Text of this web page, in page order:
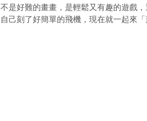
不是好難的畫畫，是輕鬆又有趣的遊戲
自己刻了好簡單的飛機，現在就一起來「